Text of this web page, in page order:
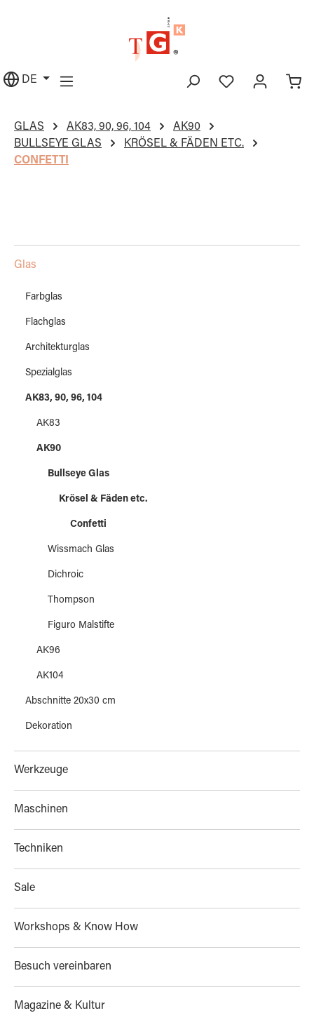
DE
GLAS AK83, 90, 96, 104
AK90
BULLSEYE GLAS
KRÖSEL & FÄDEN ETC.
CONFETTI
Glas
Farbglas
Flachglas
Architekturglas
Spezialglas
AK83, 90, 96, 104
AK83
AK90
Bullseye Glas
Krösel & Fäden etc.
Confetti
Wissmach Glas
Dichroic
Thompson
Figuro Malstifte
AK96
AK104
Abschnitte 20x30 cm
Dekoration
Werkzeuge
Maschinen
Techniken
Sale
Workshops & Know How
Besuch vereinbaren
Magazine & Kultur